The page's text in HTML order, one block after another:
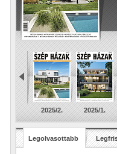
2025/2. 2025/1.
Legolvasottabb